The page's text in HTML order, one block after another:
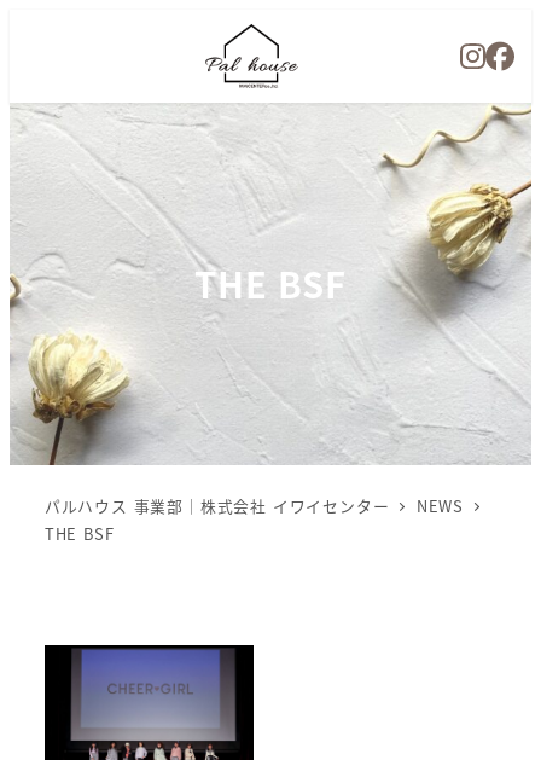
THE BSF
パルハウス 事業部｜株式会社 イワイセンター
NEWS
THE BSF